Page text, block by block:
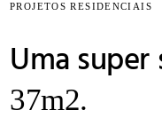
PROJETOS RESIDENCIAIS
Uma
37m2.